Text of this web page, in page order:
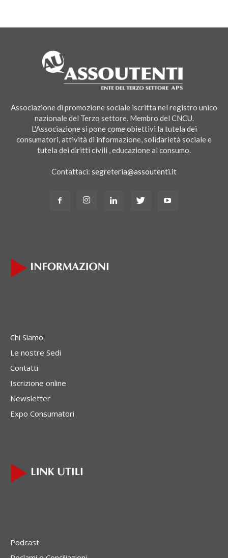
Associazione di promozione sociale iscritta nel registro unico
nazionale del Terzo settore. Membro del CNCU.
L'Associazione si pone come obiettivi la tutela dei
consumatori, attività di informazione, solidarietà sociale e
tutela dei diritti civili , educazione al consumo.
Contattaci: segreteria@assoutenti.it
Chi Siamo
Le nostre Sedi
Contatti
Iscrizione online
Newsletter
Expo Consumatori
Podcast